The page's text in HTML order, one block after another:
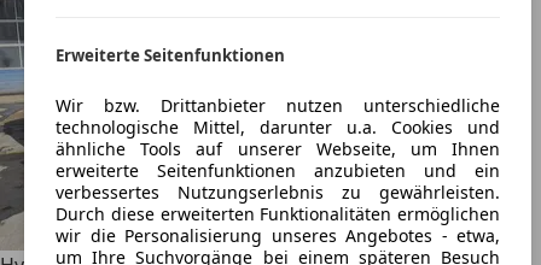
Erweiterte Seitenfunktionen
Wir bzw. Drittanbieter nutzen unterschiedliche
technologische Mittel, darunter u.a. Cookies und
ähnliche Tools auf unserer Webseite, um Ihnen
erweiterte Seitenfunktionen anzubieten und ein
verbessertes Nutzungserlebnis zu gewährleisten.
Durch diese erweiterten Funktionalitäten ermöglichen
wir die Personalisierung unseres Angebotes - etwa,
um Ihre Suchvorgänge bei einem späteren Besuch